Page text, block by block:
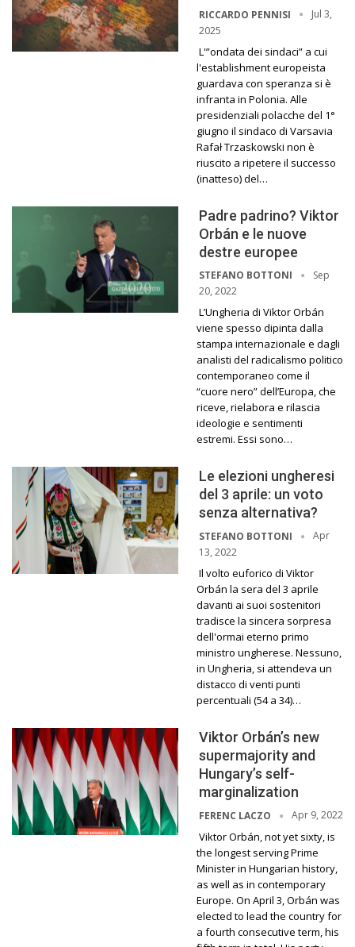
RICCARDO PENNISI
Jul 3,
2025
L'”ondata dei sindaci” a cui
l'establishment europeista
guardava con speranza si è
infranta in Polonia. Alle
presidenziali polacche del 1°
giugno il sindaco di Varsavia
Rafał Trzaskowski non è
riuscito a ripetere il successo
(inatteso) del…
Padre padrino? Viktor
Orbán e le nuove
destre europee
STEFANO BOTTONI
Sep
20, 2022
L’Ungheria di Viktor Orbán
viene spesso dipinta dalla
stampa internazionale e dagli
analisti del radicalismo politico
contemporaneo come il
“cuore nero” dell’Europa, che
riceve, rielabora e rilascia
ideologie e sentimenti
estremi. Essi sono…
Le elezioni ungheresi
del 3 aprile: un voto
senza alternativa?
STEFANO BOTTONI
Apr
13, 2022
Il volto euforico di Viktor
Orbán la sera del 3 aprile
davanti ai suoi sostenitori
tradisce la sincera sorpresa
dell'ormai eterno primo
ministro ungherese. Nessuno,
in Ungheria, si attendeva un
distacco di venti punti
percentuali (54 a 34)…
Viktor Orbán’s new
supermajority and
Hungary’s self-
marginalization
FERENC LACZO Apr 9, 2022
Viktor Orbán, not yet sixty, is
the longest serving Prime
Minister in Hungarian history,
as well as in contemporary
Europe. On April 3, Orbán was
elected to lead the country for
a fourth consecutive term, his